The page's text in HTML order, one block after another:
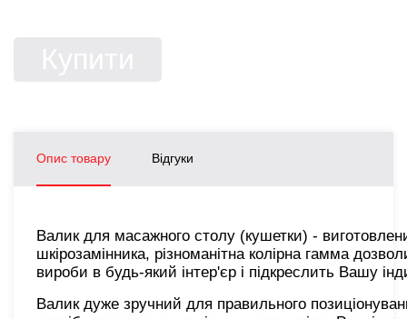
Опис товару Відгуки
Валик для масажного столу (кушетки) -
шкірозамінника, різноманітна колірна гамма
вироби в будь-який інтер'єр і підкреслить Вашу
Валик дуже зручний для правильного